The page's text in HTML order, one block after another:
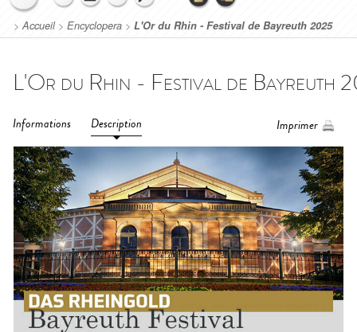
>Accueil> Encyclopera > L'Or du Rhin - Festival de Bayreuth 2025
Informations Description Imprimer